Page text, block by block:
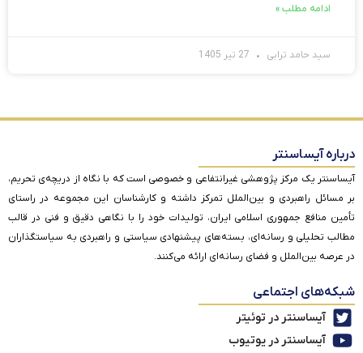
ادامه مطلب »
سید حامد ترابی
درباره آیساسنتر
آیساسنتر یک مرکز پژوهشی غیرانتفاعی و خصوصی است که با نگاه از دریچه‌ی تحریم،
بر مسائل راهبردی و بین‌الملل تمرکز داشته و کارشناسان این مجموعه در راستای
تأمین منافع جمهوری اسلامی ایران، تولیدات خود را با نگاهی دقیق و فنی در قالب
مطالب تحلیلی و رسانه‌ای، بسته‌های پیشنهادی سیاستی و راهبردی به سیاستگذاران
در عرصه بین‌الملل و فضای رسانه‌ای ارائه می‌کنند.
شبکه‌های اجتماعی
آیساسنتر در توئیتر
آیساسنتر در یوتیوب